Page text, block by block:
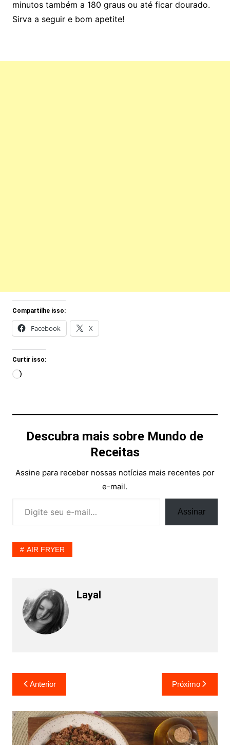
minutos também a 180 graus ou até ficar dourado.
Sirva a seguir e bom apetite!
Compartilhe isso:
Facebook X
Curtir isso:
Carregando...
Descubra mais sobre Mundo de
Receitas
Assine para receber nossas notícias mais recentes por
e-mail.
Assinar
AIR FRYER
Layal
Navegação
de
Post
Anterior Próximo